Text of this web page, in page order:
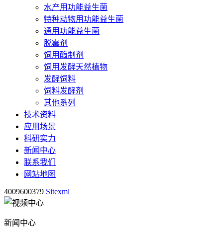
水产用功能益生菌
特种动物用功能益生菌
通用功能益生菌
脱霉剂
饲用酶制剂
饲用发酵天然植物
发酵饲料
饲料发酵剂
其他系列
技术资料
应用场景
科研实力
新闻中心
联系我们
网站地图
4009600379 Sitexml
新闻中心